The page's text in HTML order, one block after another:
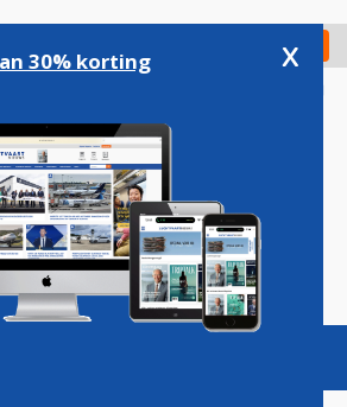
Check in
Podcasts Vacatures
30% korting x